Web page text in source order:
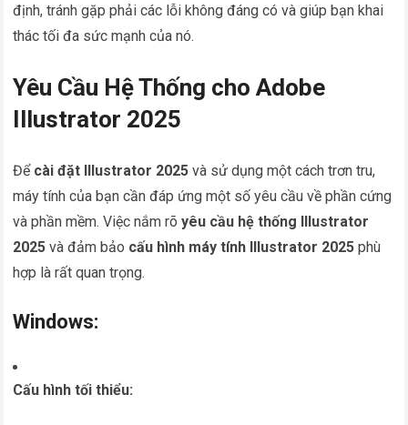
định, tránh gặp phải các lỗi không đáng có và giúp bạn khai
thác tối đa sức mạnh của nó.
Yêu Cầu Hệ Thống cho Adobe
Illustrator 2025
Để cài đặt Illustrator 2025 và sử dụng một cách trơn tru,
máy tính của bạn cần đáp ứng một số yêu cầu về phần cứng
và phần mềm. Việc nắm rõyêu cầu hệ thống Illustrator
2025 và đảm bảo cấu hình máy tính Illustrator 2025 phù
hợp là rất quan trọng.
Windows:
Cấu hình tối thiểu: